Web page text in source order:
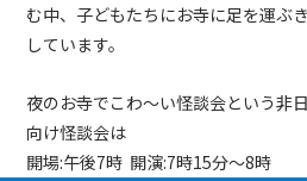
む中、子どもたちにお寺に足を運ぶ
しています。
夜のお寺でこわ～い怪談会という非
向け怪談会は
開場:午後7時 開演:7時15分〜8時